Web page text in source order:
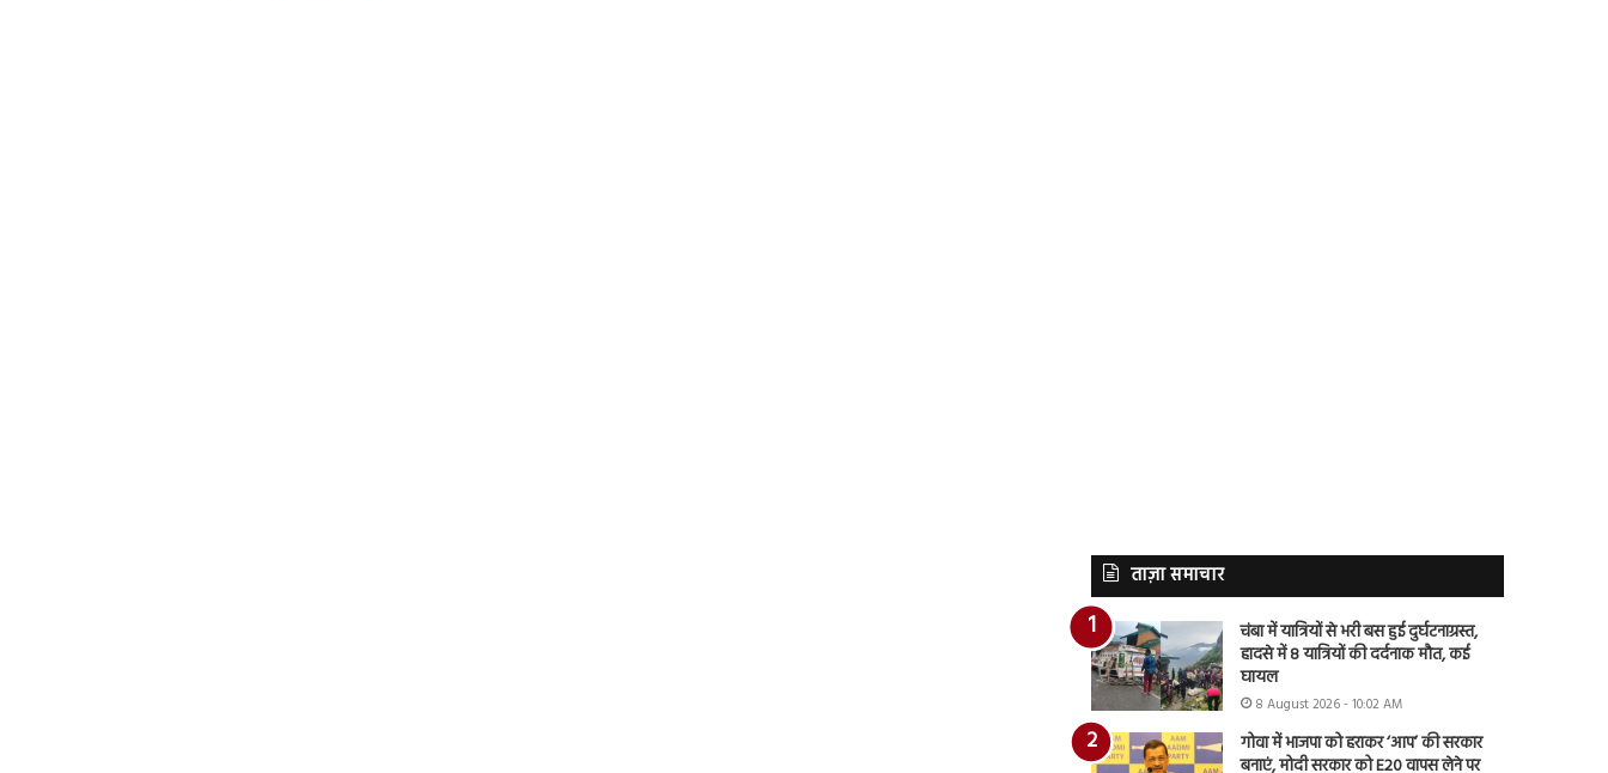
ताज़ा समाचार
चंबा में यात्रियों से भरी बस हुई दुर्घटनाग्रस्त,
हादसे में 8 यात्रियों की दर्दनाक मौत, कई
घायल
8 August 2026 - 10:02 AM
गोवा में भाजपा को हराकर ‘आप’ की सरकार
बनाएं, मोदी सरकार को E20 वापस लेने पर